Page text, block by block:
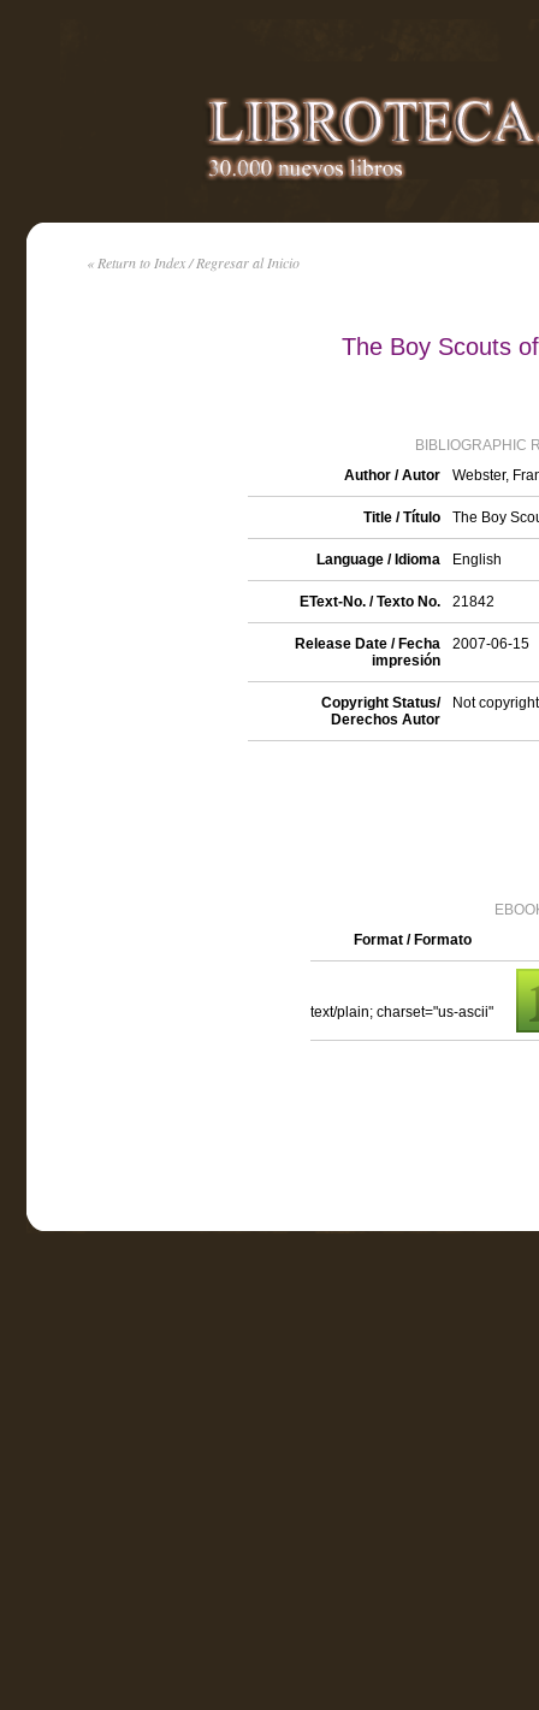
« Return to Index / Regresar al Inicio
The Boy Scouts
BIBLIOGRAPHIC
Author / Autor
Webster,
Title / Título The Boy
Language / Idioma English
EText-No. / Texto No. 21842
Release Date / Fecha
impresión
2007-06-15
Copyright Status/
Derechos Autor
Not
Format / Formato
text/plain; charset="us-ascii"